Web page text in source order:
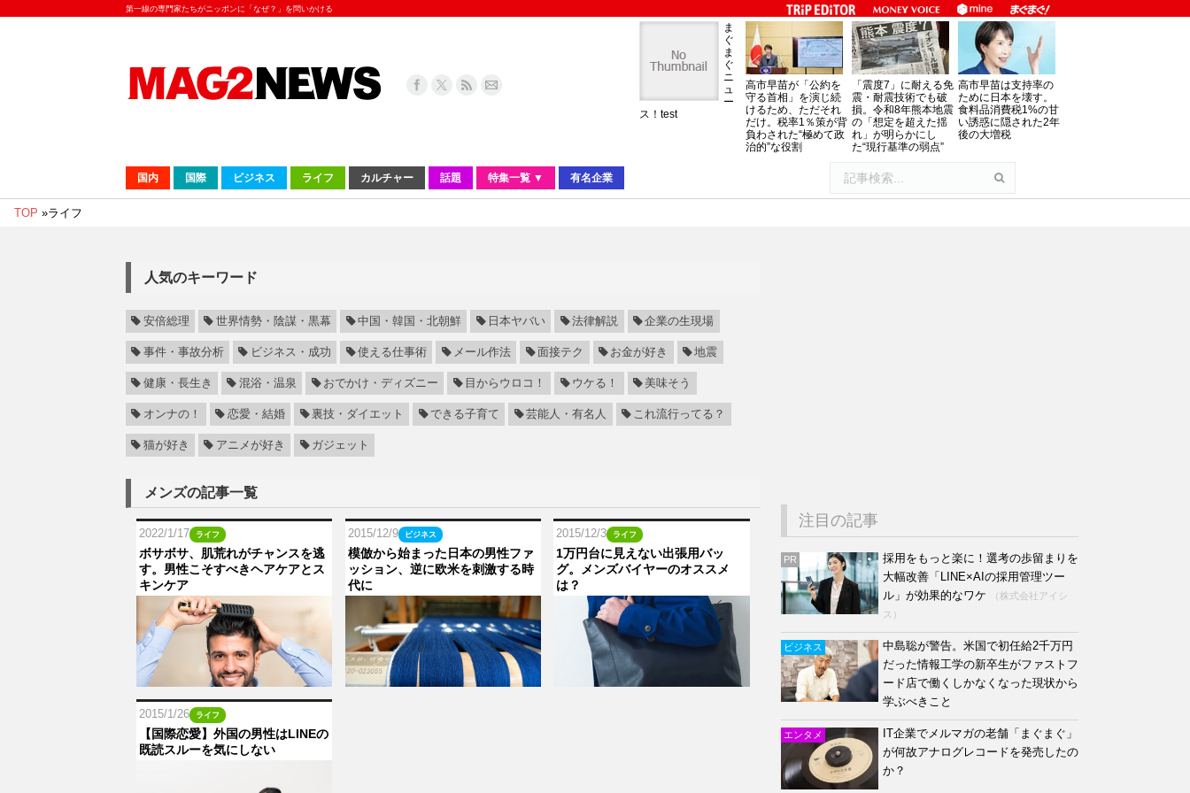
第一線の専門家たちがニッポンに「なぜ？」を問いかける
ま
ぐ
ま
ぐ
ニ
ュ
ー
ス！test
高市早苗が「公約を
守る首相」を演じ続
けるため、ただそれ
だけ。税率1％策が背
負わされた“極めて政
治的”な役割
「震度7」に耐える免
震・耐震技術でも破
損。令和8年熊本地震
の「想定を超えた揺
れ」が明らかにし
た“現行基準の弱点”
高市早苗は支持率の
ために日本を壊す。
食料品消費税1%の甘
い誘惑に隠された2年
後の大増税
国内 国際 ビジネス ライフ カルチャー 話題 特集一覧 ▼ 有名企業
TOP »ライフ
人気のキーワード
安倍総理 世界情勢・陰謀・黒幕 中国・韓国・北朝鮮 日本ヤバい 法律解説 企業の生現場
事件・事故分析 ビジネス・成功 使える仕事術 メール作法 面接テク お金が好き 地震
健康・長生き 混浴・温泉 おでかけ・ディズニー 目からウロコ！ ウケる！ 美味そう
オンナの！ 恋愛・結婚 裏技・ダイエット できる子育て 芸能人・有名人 これ流行ってる？
猫が好き アニメが好き ガジェット
メンズの記事一覧
2022/1/17 ライフ
ボサボサ、肌荒れがチャンスを逃
す。男性こそすべきヘアケアとス
キンケア
2015/12/9 ビジネス
模倣から始まった日本の男性ファ
ッション、逆に欧米を刺激する時
代に
2015/12/3 ライフ
1万円台に見えない出張用バッ
グ。メンズバイヤーのオススメ
は？
2015/1/26 ライフ
【国際恋愛】外国の男性はLINEの
既読スルーを気にしない
注目の記事
PR
採用をもっと楽に！選考の歩留まりを
大幅改善「LINE×AIの採用管理ツー
ル」が効果的なワケ
（株式会社アイシ
ス）
ビジネス
中島聡が警告。米国で初任給2千万円
だった情報工学の新卒生がファストフ
ード店で働くしかなくなった現状から
学ぶべきこと
エンタメ
IT企業でメルマガの老舗「まぐまぐ」
が何故アナログレコードを発売したの
か？